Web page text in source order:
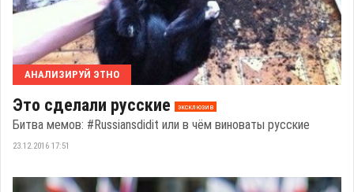
АНАЛИЗИРУЙ ЭТНО
Это сделали русские эксклюзив
Битва мемов: #Russiansdidit или в чём виноваты русские
23.12.2016 17:51